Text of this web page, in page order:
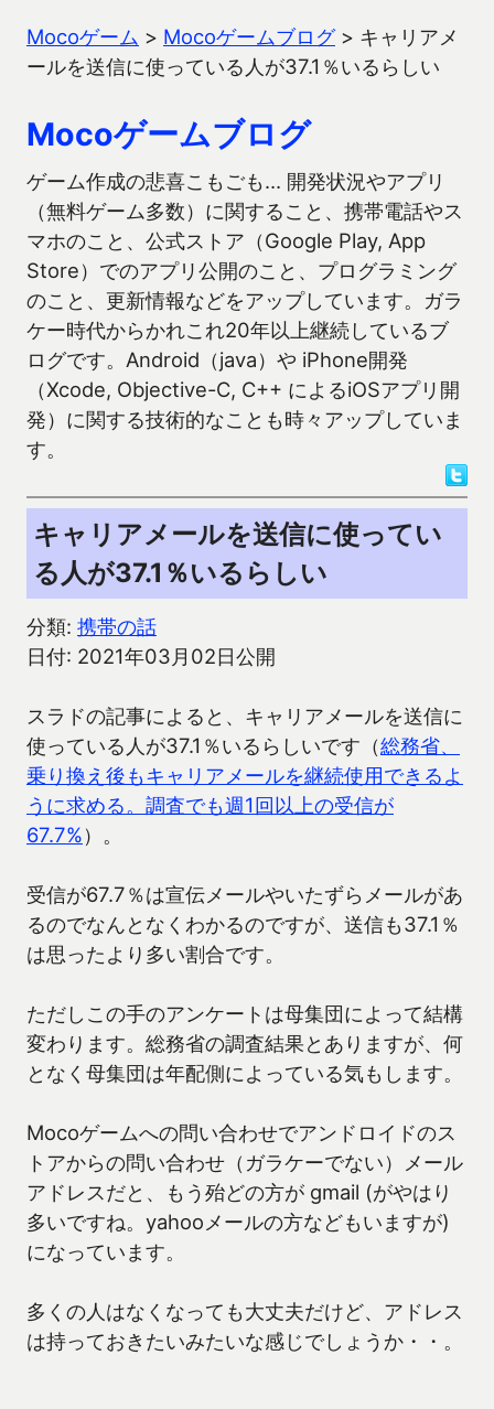
Mocoゲーム > Mocoゲームブログ> キャリアメ
ールを送信に使っている人が37.1％いるらしい
Mocoゲームブログ
ゲーム作成の悲喜こもごも… 開発状況やアプリ
（無料ゲーム多数）に関すること、携帯電話やス
マホのこと、公式ストア（Google Play, App
Store）でのアプリ公開のこと、プログラミング
のこと、更新情報などをアップしています。ガラ
ケー時代からかれこれ20年以上継続しているブ
ログです。Android（java）や iPhone開発
（Xcode, Objective-C, C++ によるiOSアプリ開
発）に関する技術的なことも時々アップしていま
す。
キャリアメールを送信に使ってい
る人が37.1％いるらしい
分類: 携帯の話
日付: 2021年03月02日公開
スラドの記事によると、キャリアメールを送信に
使っている人が37.1％いるらしいです（総務省、
乗り換え後もキャリアメールを継続使用できるよ
うに求める。調査でも週1回以上の受信が
67.7%）。
受信が67.7％は宣伝メールやいたずらメールがあ
るのでなんとなくわかるのですが、送信も37.1％
は思ったより多い割合です。
ただしこの手のアンケートは母集団によって結構
変わります。総務省の調査結果とありますが、何
となく母集団は年配側によっている気もします。
Mocoゲームへの問い合わせでアンドロイドのス
トアからの問い合わせ（ガラケーでない）メール
アドレスだと、もう殆どの方が gmail (がやはり
多いですね。yahooメールの方などもいますが)
になっています。
多くの人はなくなっても大丈夫だけど、アドレス
は持っておきたいみたいな感じでしょうか・・。